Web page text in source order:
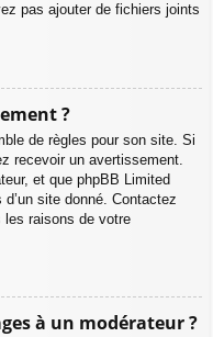
pas ajouter de fichiers joints
?
de règles pour son site. Si
recevoir un avertissement.
et que phpBB Limited
site donné. Contactez
les raisons de votre
à un modérateur ?